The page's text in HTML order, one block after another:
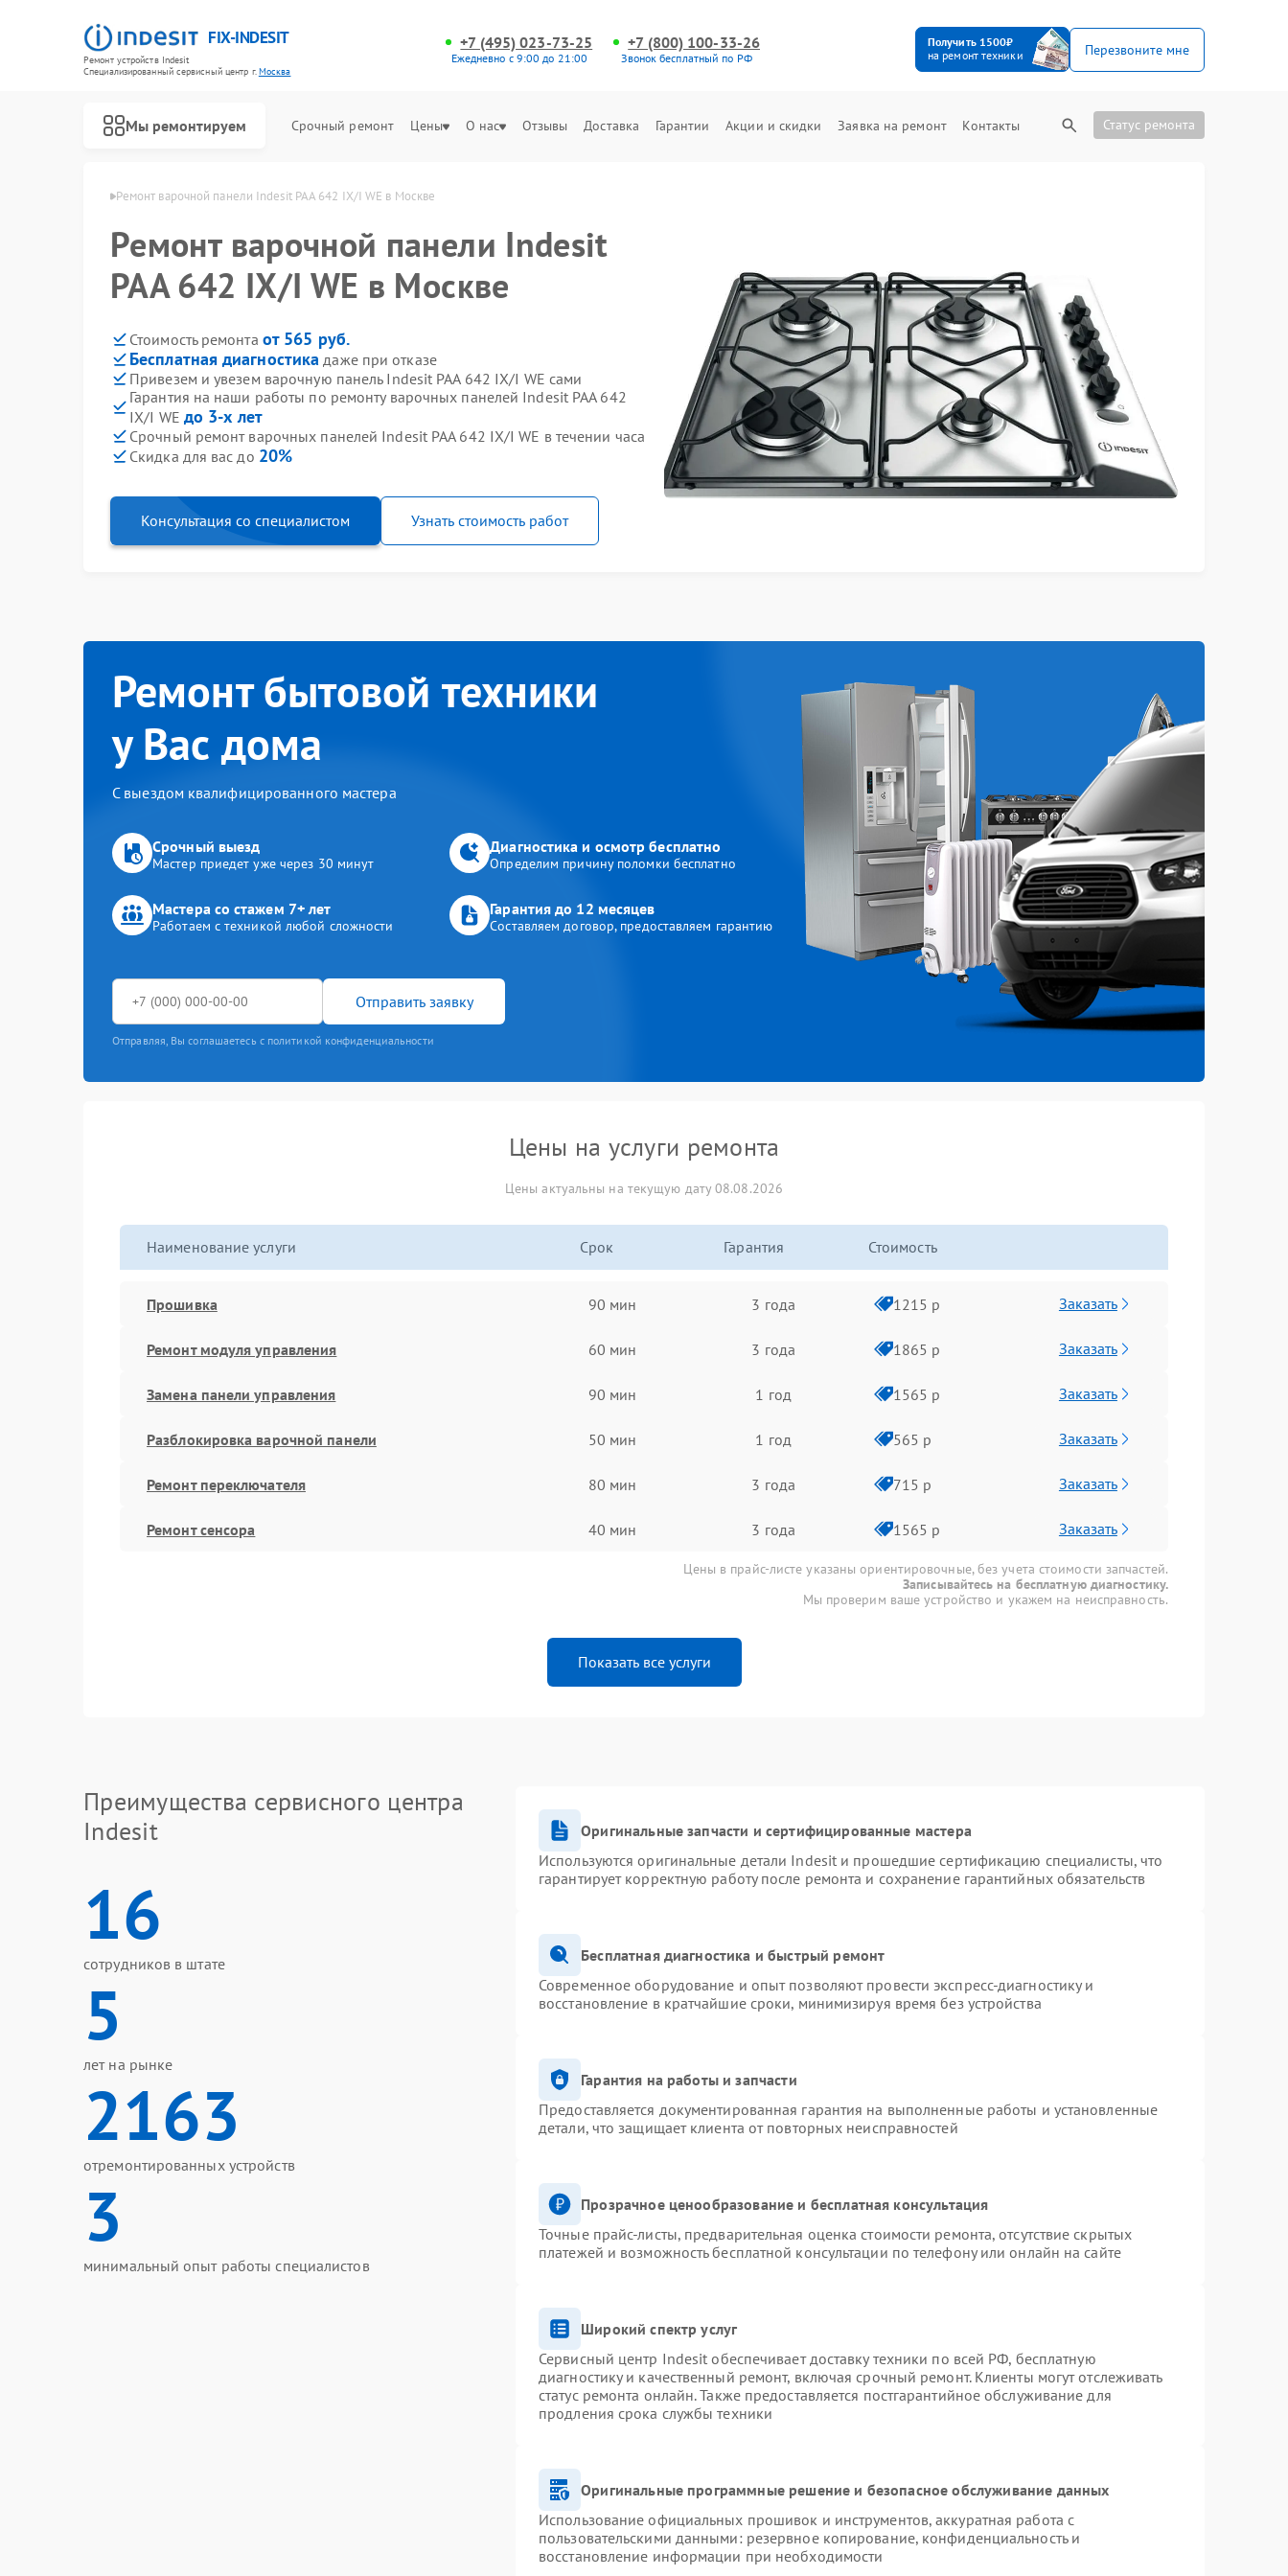
FIX-INDESIT
Ремонт устройств Indesit
Специализированный cервисный центр г.Москва
+7 (495) 023-73-25
Ежедневно с 9:00 до 21:00
+7 (800) 100-33-26
Звонок бесплатный по РФ
Получить 1500₽
на ремонт техники
Перезвоните мне
Мы ремонтируем Срочный ремонт Цены О нас Отзывы Доставка Гарантии Акции и скидки Заявка на ремонт Контакты Статус ремонта
Ремонт варочной панели Indesit PAA 642 IX/I WE в Москве
Ремонт варочной панели Indesit
PAA 642 IX/I WE в Москве
Стоимость ремонта от 565 руб.
Бесплатная диагностика даже при отказе
Привезем и увезем варочную панель Indesit PAA 642 IX/I WE сами
Гарантия на наши работы по ремонту варочных панелей Indesit PAA 642
IX/I WE до 3-х лет
Срочный ремонт варочных панелей Indesit PAA 642 IX/I WE в течении часа
Скидка для вас до 20%
Консультация со специалистом Узнать стоимость работ
Ремонт бытовой техники
у Вас дома
С выездом квалифицированного мастера
Срочный выезд
Мастер приедет уже через 30 минут
Диагностика и осмотр бесплатно
Определим причину поломки бесплатно
Мастера со стажем 7+ лет
Работаем с техникой любой сложности
Гарантия до 12 месяцев
Составляем договор, предоставляем гарантию
Отправить заявку
Отправляя, Вы соглашаетесь с политикой конфиденциальности
Цены на услуги ремонта
Цены актуальны на текущую дату 08.08.2026
Наименование услуги Срок Гарантия Стоимость
Прошивка 90 мин 3 года 1215 р Заказать
Ремонт модуля управления 60 мин 3 года 1865 р Заказать
Замена панели управления 90 мин 1 год 1565 р Заказать
Разблокировка варочной панели 50 мин 1 год 565 р Заказать
Ремонт переключателя 80 мин 3 года 715 р Заказать
Ремонт сенсора 40 мин 3 года 1565 р Заказать
Цены в прайс-листе указаны ориентировочные, без учета стоимости запчастей.
Записывайтесь на бесплатную диагностику.
Мы проверим ваше устройство и укажем на неисправность.
Показать все услуги
Преимущества сервисного центра
Indesit
16
сотрудников в штате
5
лет на рынке
2163
отремонтированных устройств
3
минимальный опыт работы специалистов
Оригинальные запчасти и сертифицированные мастера
Используются оригинальные детали Indesit и прошедшие сертификацию специалисты, что
гарантирует корректную работу после ремонта и сохранение гарантийных обязательств
Бесплатная диагностика и быстрый ремонт
Современное оборудование и опыт позволяют провести экспресс-диагностику и
восстановление в кратчайшие сроки, минимизируя время без устройства
Гарантия на работы и запчасти
Предоставляется документированная гарантия на выполненные работы и установленные
детали, что защищает клиента от повторных неисправностей
Прозрачное ценообразование и бесплатная консультация
Точные прайс-листы, предварительная оценка стоимости ремонта, отсутствие скрытых
платежей и возможность бесплатной консультации по телефону или онлайн на сайте
Широкий спектр услуг
Сервисный центр Indesit обеспечивает доставку техники по всей РФ, бесплатную
диагностику и качественный ремонт, включая срочный ремонт. Клиенты могут отслеживать
статус ремонта онлайн. Также предоставляется постгарантийное обслуживание для
продления срока службы техники
Оригинальные программные решение и безопасное обслуживание данных
Использование официальных прошивок и инструментов, аккуратная работа с
пользовательскими данными: резервное копирование, конфиденциальность и
восстановление информации при необходимости